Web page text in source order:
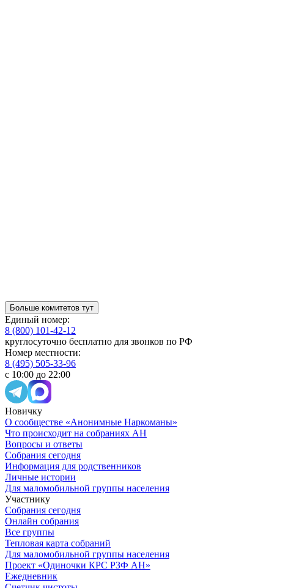
Больше комитетов тут
Единый номер:
8 (800) 101-42-12
круглосуточно бесплатно для звонков по РФ
Номер местности:
8 (495) 505-33-96
с 10:00 до 22:00
Новичку
О сообществе «Анонимные Наркоманы»
Что происходит на собраниях АН
Вопросы и ответы
Собрания сегодня
Информация для родственников
Личные истории
Для маломобильной группы населения
Участнику
Собрания сегодня
Онлайн собрания
Все группы
Тепловая карта собраний
Для маломобильной группы населения
Проект «Одиночки КРС РЗФ АН»
Ежедневник